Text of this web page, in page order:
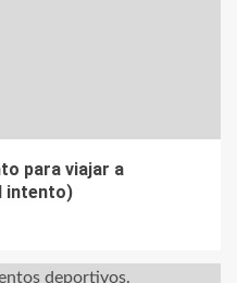
para viajar a
intento)